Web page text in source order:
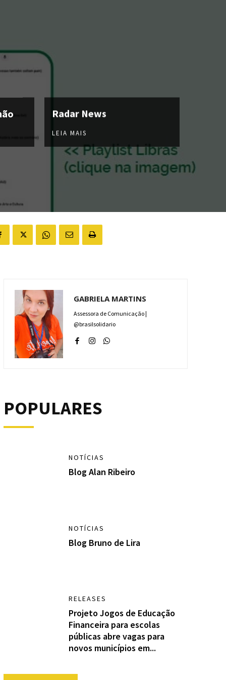
Radar News
LEIA MAIS
GABRIELA MARTINS
Assessora de Comunicação |
@brasilsolidario
POPULARES
NOTÍCIAS
Blog Alan Ribeiro
NOTÍCIAS
Blog Bruno de Lira
RELEASES
Projeto Jogos de Educação
Financeira para escolas
públicas abre vagas para
novos municípios em...